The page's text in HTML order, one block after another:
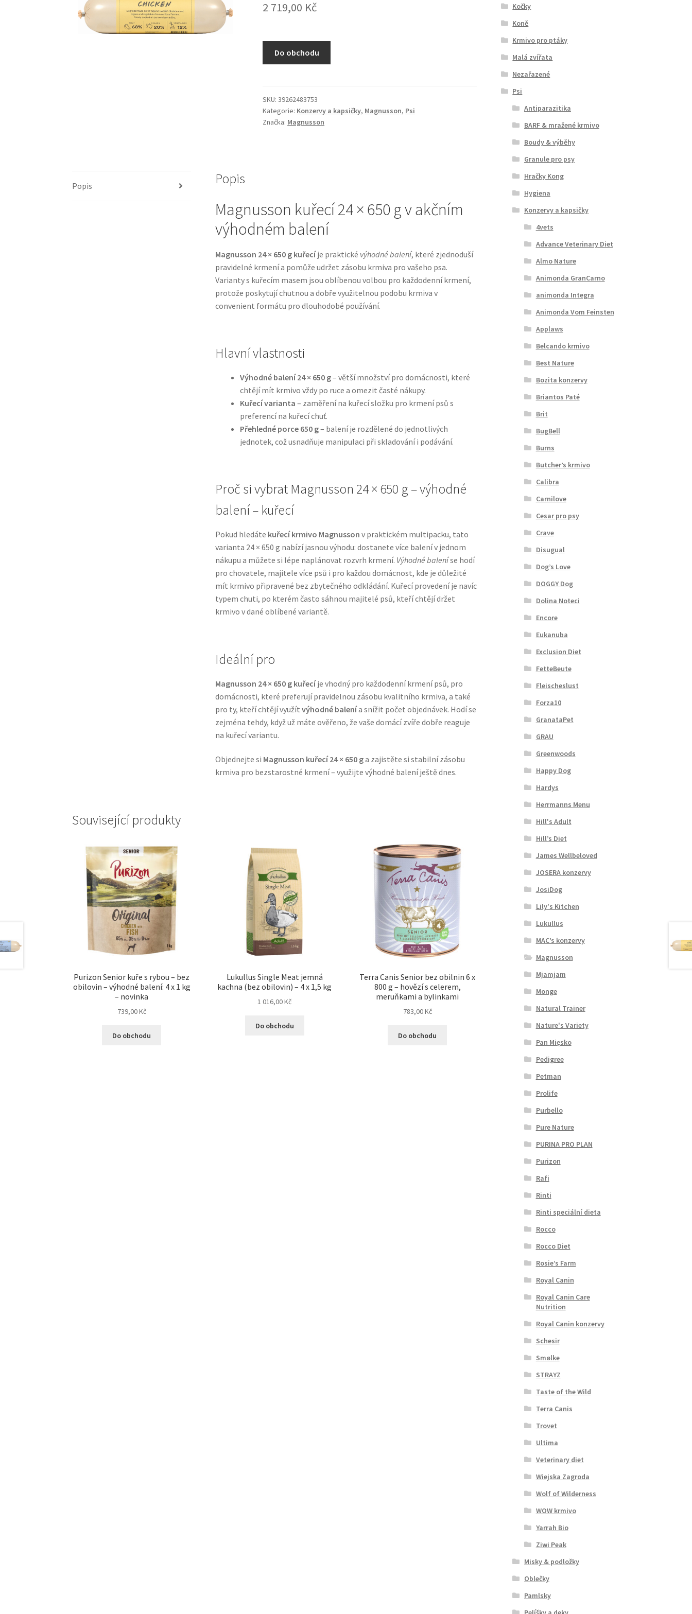
2 719,00 Kč
Do obchodu
SKU:39262483753
Kategorie: Konzervy a kapsičky, Magnusson, Psi
Značka: Magnusson
Popis Popis
Magnusson kuřecí 24 × 650 g v akčním
výhodném balení
Magnusson 24 × 650 g kuřecíje praktické výhodné balení, které zjednoduší
pravidelné krmení a pomůže udržet zásobu krmiva pro vašeho psa.
Varianty s kuřecím masem jsou oblíbenou volbou pro každodenní krmení,
protože poskytují chutnou a dobře využitelnou podobu krmiva v
convenient formátu pro dlouhodobé používání.
Hlavní vlastnosti
Výhodné balení 24 × 650 g– větší množství pro domácnosti, které
chtějí mít krmivo vždy po ruce a omezit časté nákupy.
Kuřecí varianta – zaměření na kuřecí složku pro krmení psů s
preferencí na kuřecí chuť.
Přehledné porce 650 g– balení je rozdělené do jednotlivých
jednotek, což usnadňuje manipulaci při skladování i podávání.
Proč si vybrat Magnusson 24 × 650 g – výhodné
balení – kuřecí
Pokud hledáte kuřecí krmivo Magnusson v praktickém multipacku, tato
varianta 24 × 650 g nabízí jasnou výhodu: dostanete více balení v jednom
nákupu a můžete si lépe naplánovat rozvrh krmení. Výhodné baleníse hodí
pro chovatele, majitele více psů i pro každou domácnost, kde je důležité
mít krmivo připravené bez zbytečného odkládání. Kuřecí provedení je navíc
typem chuti, po kterém často sáhnou majitelé psů, kteří chtějí držet
krmivo v dané oblíbené variantě.
Ideální pro
Magnusson 24 × 650 g kuřecíje vhodný pro každodenní krmení psů, pro
domácnosti, které preferují pravidelnou zásobu kvalitního krmiva, a také
pro ty, kteří chtějí využít výhodné balenía snížit počet objednávek. Hodí se
zejména tehdy, když už máte ověřeno, že vaše domácí zvíře dobře reaguje
na kuřecí variantu.
Objednejte si Magnusson kuřecí 24 × 650 ga zajistěte si stabilní zásobu
krmiva pro bezstarostné krmení – využijte výhodné balení ještě dnes.
Související produkty
Purizon Senior kuře s rybou – bez
obilovin – výhodné balení: 4 x 1 kg
– novinka
739,00Kč
Do obchodu
Lukullus Single Meat jemná
kachna (bez obilovin) – 4 x 1,5 kg
1 016,00Kč
Do obchodu
Terra Canis Senior bez obilnin 6 x
800 g – hovězí s celerem,
meruňkami a bylinkami
783,00Kč
Do obchodu
Kočky
Koně
Krmivo pro ptáky
Malá zvířata
Nezařazené
Psi
Antiparazitika
BARF & mražené krmivo
Boudy & výběhy
Granule pro psy
Hračky Kong
Hygiena
Konzervy a kapsičky
4vets
Advance Veterinary Diet
Almo Nature
Animonda GranCarno
animonda Integra
Animonda Vom Feinsten
Applaws
Belcando krmivo
Best Nature
Bozita konzervy
Briantos Paté
Brit
BugBell
Burns
Butcher’s krmivo
Calibra
Carnilove
Cesar pro psy
Crave
Disugual
Dog’s Love
DOGGY Dog
Dolina Noteci
Encore
Eukanuba
Exclusion Diet
FetteBeute
Fleischeslust
Forza10
GranataPet
GRAU
Greenwoods
Happy Dog
Hardys
Herrmanns Menu
Hill's Adult
Hill’s Diet
James Wellbeloved
JOSERA konzervy
JosiDog
Lily's Kitchen
Lukullus
MAC’s konzervy
Magnusson
Mjamjam
Monge
Natural Trainer
Nature's Variety
Pan Mięsko
Pedigree
Petman
Prolife
Purbello
Pure Nature
PURINA PRO PLAN
Purizon
Rafi
Rinti
Rinti speciální dieta
Rocco
Rocco Diet
Rosie’s Farm
Royal Canin
Royal Canin Care
Nutrition
Royal Canin konzervy
Schesir
Smølke
STRAYZ
Taste of the Wild
Terra Canis
Trovet
Ultima
Veterinary diet
Wiejska Zagroda
Wolf of Wilderness
WOW krmivo
Yarrah Bio
Ziwi Peak
Misky & podložky
Oblečky
Pamlsky